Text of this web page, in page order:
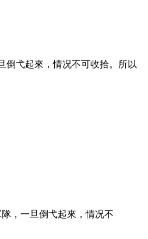
倒弋起來，情况不可收拾。所以
，一旦倒弋起來，情况不